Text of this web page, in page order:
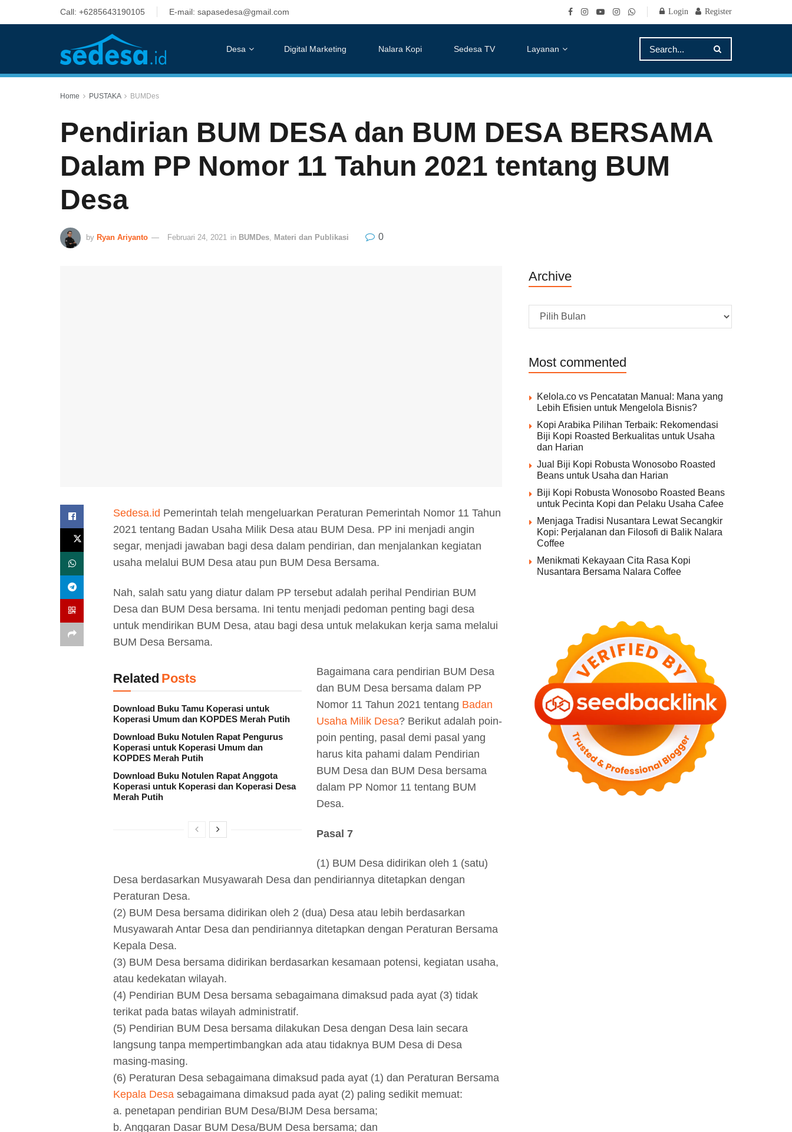
Call: +6285643190105 E-mail: sapasedesa@gmail.com Login Register
Desa Digital Marketing Nalara Kopi Sedesa TV Layanan
Home PUSTAKA BUMDes
Pendirian BUM DESA dan BUM DESA BERSAMA
Dalam PP Nomor 11 Tahun 2021 tentang BUM
Desa
by Ryan Ariyanto Februari 24, 2021 in BUMDes, Materi dan Publikasi 0
Sedesa.id Pemerintah telah mengeluarkan Peraturan Pemerintah Nomor 11 Tahun
2021 tentang Badan Usaha Milik Desa atau BUM Desa. PP ini menjadi angin
segar, menjadi jawaban bagi desa dalam pendirian, dan menjalankan kegiatan
usaha melalui BUM Desa atau pun BUM Desa Bersama.
Nah, salah satu yang diatur dalam PP tersebut adalah perihal Pendirian BUM
Desa dan BUM Desa bersama. Ini tentu menjadi pedoman penting bagi desa
untuk mendirikan BUM Desa, atau bagi desa untuk melakukan kerja sama melalui
BUM Desa Bersama.
Related Posts
Download Buku Tamu Koperasi untuk
Koperasi Umum dan KOPDES Merah Putih
Download Buku Notulen Rapat Pengurus
Koperasi untuk Koperasi Umum dan
KOPDES Merah Putih
Download Buku Notulen Rapat Anggota
Koperasi untuk Koperasi dan Koperasi Desa
Merah Putih
Bagaimana cara pendirian BUM Desa
dan BUM Desa bersama dalam PP
Nomor 11 Tahun 2021 tentang Badan
Usaha Milik Desa? Berikut adalah poin-
poin penting, pasal demi pasal yang
harus kita pahami dalam Pendirian
BUM Desa dan BUM Desa bersama
dalam PP Nomor 11 tentang BUM
Desa.
Pasal 7
(1) BUM Desa didirikan oleh 1 (satu)
Desa berdasarkan Musyawarah Desa dan pendiriannya ditetapkan dengan
Peraturan Desa.
(2) BUM Desa bersama didirikan oleh 2 (dua) Desa atau lebih berdasarkan
Musyawarah Antar Desa dan pendiriannya ditetapkan dengan Peraturan Bersama
Kepala Desa.
(3) BUM Desa bersama didirikan berdasarkan kesamaan potensi, kegiatan usaha,
atau kedekatan wilayah.
(4) Pendirian BUM Desa bersama sebagaimana dimaksud pada ayat (3) tidak
terikat pada batas wilayah administratif.
(5) Pendirian BUM Desa bersama dilakukan Desa dengan Desa lain secara
langsung tanpa mempertimbangkan ada atau tidaknya BUM Desa di Desa
masing-masing.
(6) Peraturan Desa sebagaimana dimaksud pada ayat (1) dan Peraturan Bersama
Kepala Desa sebagaimana dimaksud pada ayat (2) paling sedikit memuat:
a. penetapan pendirian BUM Desa/BIJM Desa bersama;
b. Anggaran Dasar BUM Desa/BUM Desa bersama; dan
Archive
Archive
Most commented
Kelola.co vs Pencatatan Manual: Mana yang
Lebih Efisien untuk Mengelola Bisnis?
Kopi Arabika Pilihan Terbaik: Rekomendasi
Biji Kopi Roasted Berkualitas untuk Usaha
dan Harian
Jual Biji Kopi Robusta Wonosobo Roasted
Beans untuk Usaha dan Harian
Biji Kopi Robusta Wonosobo Roasted Beans
untuk Pecinta Kopi dan Pelaku Usaha Cafee
Menjaga Tradisi Nusantara Lewat Secangkir
Kopi: Perjalanan dan Filosofi di Balik Nalara
Coffee
Menikmati Kekayaan Cita Rasa Kopi
Nusantara Bersama Nalara Coffee